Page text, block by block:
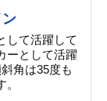
して活躍して
ーとして活躍
角は35度も